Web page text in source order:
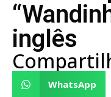
inglês
WhatsApp